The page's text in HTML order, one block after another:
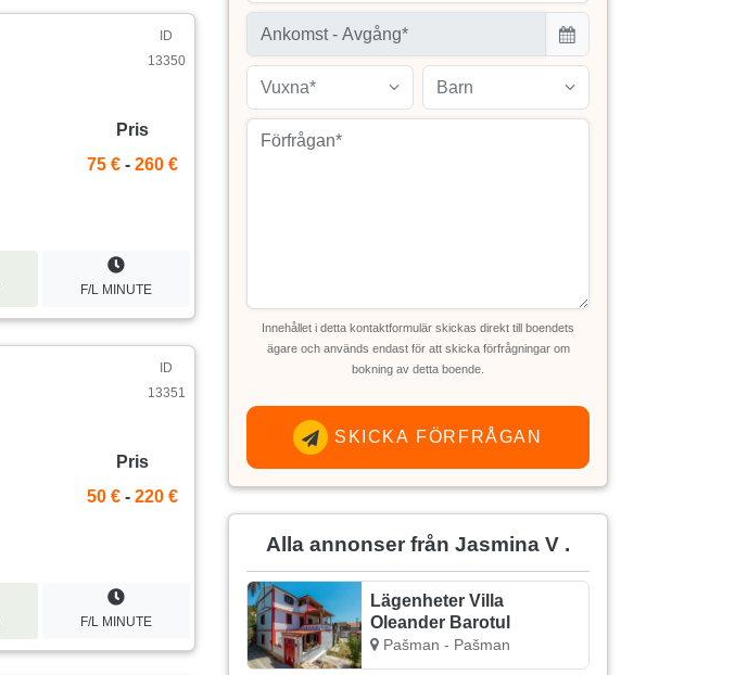
ID
13350
Pris
75 € - 260 €
F/L MINUTE
ID
13351
Pris
50 € - 220 €
F/L MINUTE
Vuxna* Barn
Innehållet i detta kontaktformulär skickas direkt till boendets
ägare och används endast för att skicka förfrågningar om
bokning av detta boende.
SKICKA FÖRFRÅGAN
Alla annonser från Jasmina V .
Lägenheter Villa
Oleander Barotul
Pašman - Pašman